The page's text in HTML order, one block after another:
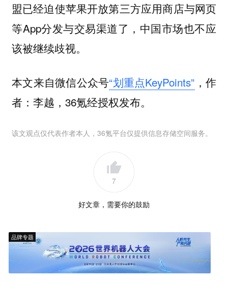
盟已经迫使苹果开放第三方应用商店与网页
等App分发与交易渠道了，中国市场也不应
该被继续歧视。
本文来自微信公众号“划重点KeyPoints” ，作
者：李越，36氪经授权发布。
该文观点仅代表作者本人，36氪平台仅提供信息存储空间服务。
7
好文章，需要你的鼓励
品牌专题